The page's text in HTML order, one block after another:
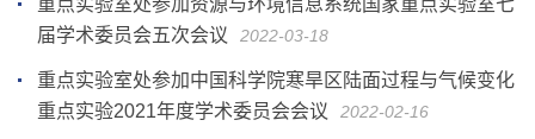
届学术委员会五次会议
2022-03-18
重点实验室处参加中国科学院寒旱区陆面过程与气候变化
重点实验2021年度学术委员会会议
2022-02-16